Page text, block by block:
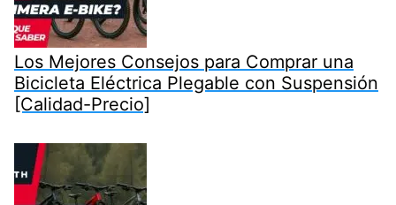
Los Mejores Consejos para Comprar una
Bicicleta Eléctrica Plegable con Suspensión
[Calidad-Precio]